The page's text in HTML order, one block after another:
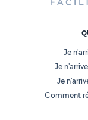
Je
Je
Je
Comment